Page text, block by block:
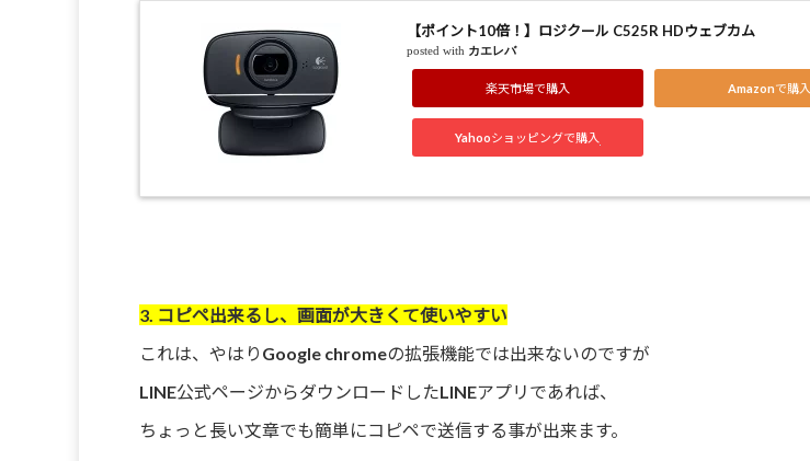
【ポイント10倍！】ロジクール C525R HDウェブカム
posted with カエレバ
楽天市場で購入 Amazonで購入
Yahooショッピングで購入
3. コピペ出来るし、画面が大きくて使いやすい
これは、やはりGoogle chromeの拡張機能では出来ないのですが
LINE公式ページからダウンロードしたLINEアプリであれば、
ちょっと長い文章でも簡単にコピペで送信する事が出来ます。